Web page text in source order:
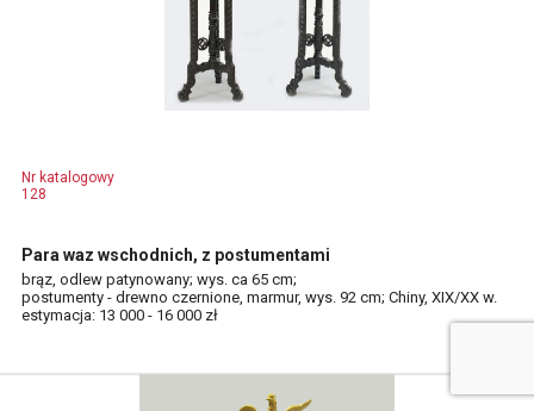
Nr katalogowy
128
Para waz wschodnich, z postumentami
brąz, odlew patynowany; wys. ca 65 cm;
postumenty - drewno czernione, marmur, wys. 92 cm; Chiny, XIX/XX w.
estymacja: 13 000 - 16 000 zł